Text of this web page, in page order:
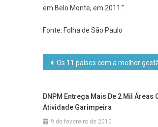
em Belo Monte, em 2011.”
Fonte: Folha de São Paulo
Navegação
Post
Os 11 países com a melhor gestão de recursos
DNPM Entrega Mais De 2 Mil
Atividade Garimpeira
9 de fevereiro de 2010